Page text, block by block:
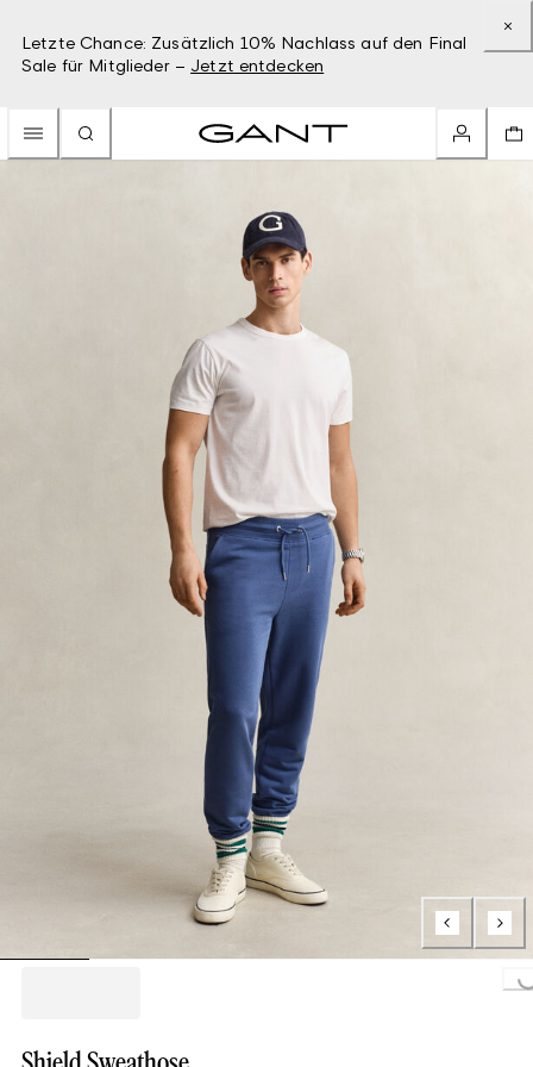
Letzte Chance: Zusätzlich 10% Nachlass auf den Final
Sale für Mitglieder – Jetzt entdecken
Loading...